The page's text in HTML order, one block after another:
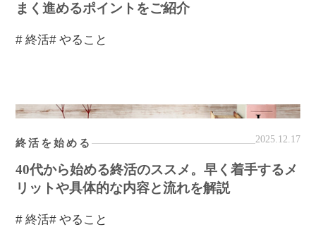
まく進めるポイントをご紹介
# 終活# やること
終活を始める 2025.12.17
40代から始める終活のススメ。早く着手するメ
リットや具体的な内容と流れを解説
# 終活# やること